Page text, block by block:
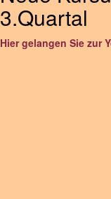
3.Quartal
Hier gelangen Sie zur